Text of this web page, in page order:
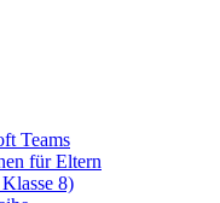
Teams
für Eltern
8)